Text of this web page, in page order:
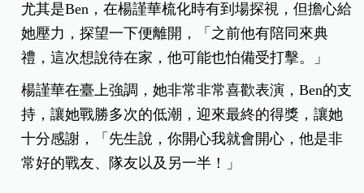
尤其是Ben，在楊謹華梳化時有到場探視，但擔心給
她壓力，探望一下便離開，「之前他有陪同來典
禮，這次想說待在家，他可能也怕備受打擊。」
楊謹華在臺上強調，她非常非常喜歡表演，Ben的支
持，讓她戰勝多次的低潮，迎來最終的得獎，讓她
十分感謝，「先生說，你開心我就會開心，他是非
常好的戰友、隊友以及另一半！」